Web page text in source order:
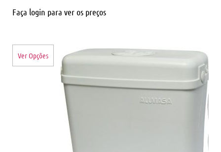
Faça login para ver os preços
Ver Opções